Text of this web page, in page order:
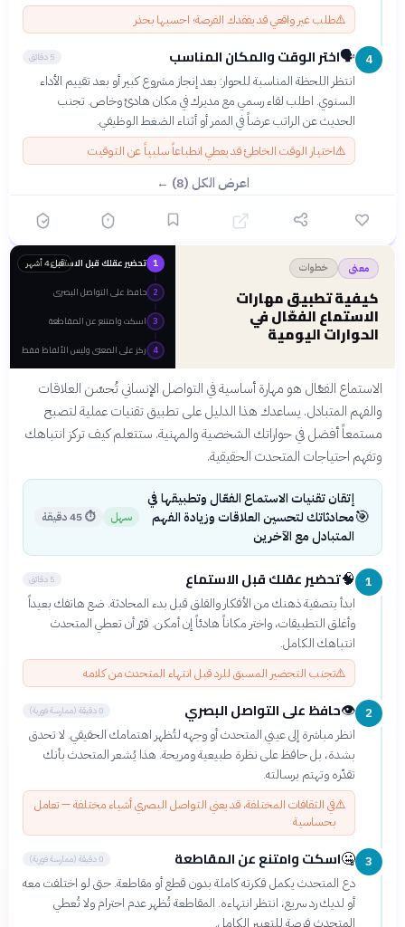
⚠️طلب غير واقعي قد يفقدك الفرصة؛ احسبها بحذر
4
🗣️اختر الوقت والمكان المناسب 5 دقائق
انتظر اللحظة المناسبة للحوار: بعد إنجاز مشروع كبير أو بعد تقييم الأداء
السنوي. اطلب لقاء رسمي مع مديرك في مكان هادئ وخاص. تجنب
الحديث عن الراتب عرضاً في الممر أو أثناء الضغط الوظيفي.
⚠️اختيار الوقت الخاطئ قد يعطي انطباعاً سلبياً عن التوقيت
اعرض الكل (8) ←
معنى خطوات
كيفية تطبيق مهارات
الاستماع الفعّال في
الحوارات اليومية
قبل 4 أشهر 1 تحضير عقلك قبل الاستماع
2 حافظ على التواصل البصري
3 اسكت وامتنع عن المقاطعة
4 ركز على المعنى وليس الألفاظ فقط
الاستماع الفعّال هو مهارة أساسية في التواصل الإنساني تُحسّن العلاقات
والفهم المتبادل. يساعدك هذا الدليل على تطبيق تقنيات عملية لتصبح
مستمعاً أفضل في حواراتك الشخصية والمهنية. ستتعلم كيف تركز انتباهك
وتفهم احتياجات المتحدث الحقيقية.
🎯
إتقان تقنيات الاستماع الفعّال وتطبيقها في
محادثاتك لتحسين العلاقات وزيادة الفهم
المتبادل مع الآخرين
سهل ⏱45 دقيقة
1
🧠تحضير عقلك قبل الاستماع 5 دقائق
ابدأ بتصفية ذهنك من الأفكار والقلق قبل بدء المحادثة. ضع هاتفك بعيداً
وأغلق التطبيقات، واختر مكاناً هادئاً إن أمكن. قرّر أن تعطي المتحدث
انتباهك الكامل.
⚠️تجنب التحضير المسبق للرد قبل انتهاء المتحدث من كلامه
2
👁️حافظ على التواصل البصري 0 دقيقة (ممارسة فورية)
انظر مباشرة إلى عيني المتحدث أو وجهه لتُظهر اهتمامك الحقيقي. لا تحدق
بشدة، بل حافظ على نظرة طبيعية ومريحة. هذا يُشعر المتحدث بأنك
تقدّره وتهتم برسالته.
⚠️في الثقافات المختلفة، قد يعني التواصل البصري أشياء مختلفة — تعامل
بحساسية
3
🤐اسكت وامتنع عن المقاطعة 0 دقيقة (ممارسة فورية)
دع المتحدث يكمل فكرته كاملة بدون قطع أو مقاطعة. حتى لو اختلفت معه
أو لديك رد سريع، انتظر انتهاءه. المقاطعة تُظهر عدم احترام ولا تُعطي
المتحدث فرصة للتعبير الكامل.